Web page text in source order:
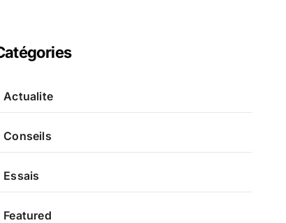
Actualite
Conseils
Essais
Featured